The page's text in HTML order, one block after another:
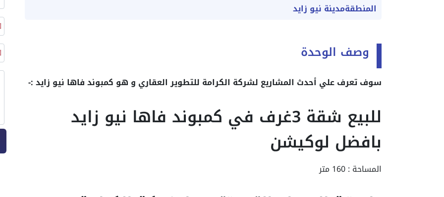
المنطقةمدينة نيو زايد
وصف الوحدة
سوف تعرف علي أحدث المشاريع لشركة الكرامة للتطوير العقاري و هو كمبوند فاها نيو زايد :-
للبيع شقة 3غرف في كمبوند فاها نيو زايد
بافضل لوكيشن
المساحة : 160 متر